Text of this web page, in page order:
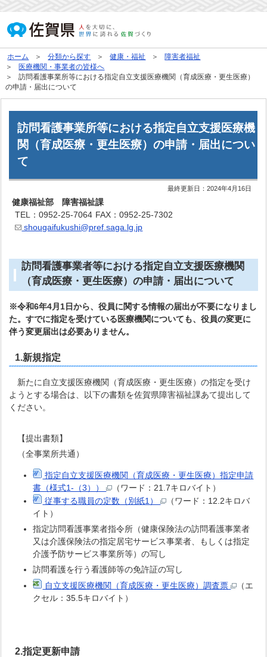
ホーム 分類から探す 健康・福祉
障害者福祉
医療機関・事業者の皆様へ
訪問看護事業所等における指定自立支援医療機関（育成医療・更生医療）
の申請・届出について
訪問看護事業所等における指定自立支援医療機
関（育成医療・更生医療）の申請・届出につい
て
最終更新日：2024年4月16日
健康福祉部 障害福祉課
TEL：0952-25-7064 FAX：0952-25-7302
shougaifukushi@pref.saga.lg.jp
訪問看護事業者等における指定自立支援医療機関
（育成医療・更生医療）の申請・届出について
※令和6年4月1日から、役員に関する情報の届出が不要になりまし
た。すでに指定を受けている医療機関についても、役員の変更に
伴う変更届出は必要ありません。
1.新規指定
新たに自立支援医療機関（育成医療・更生医療）の指定を受け
ようとする場合は、以下の書類を佐賀県障害福祉課あて提出して
ください。
【提出書類】
（全事業所共通）
指定自立支援医療機関（育成医療・更生医療）指定申請
書（様式1-（3））
（ワード：21.7キロバイト）
従事する職員の定数（別紙1）
（ワード：12.2キロバ
イト）
指定訪問看護事業者指令所（健康保険法の訪問看護事業者
又は介護保険法の指定居宅サービス事業者、もしくは指定
介護予防サービス事業所等）の写し
訪問看護を行う看護師等の免許証の写し
自立支援医療機関（育成医療・更生医療）調査票
（エ
クセル：35.5キロバイト）
2.指定更新申請